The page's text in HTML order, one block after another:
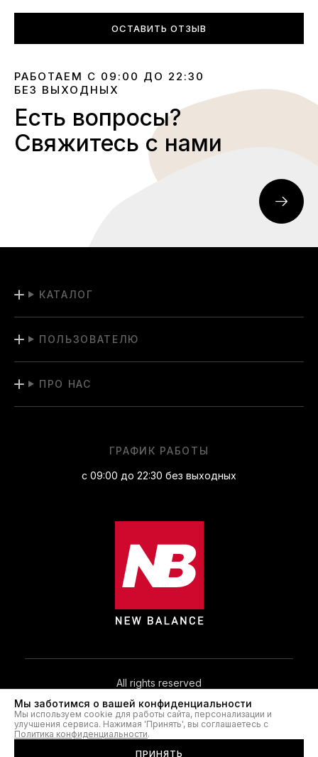
ОСТАВИТЬ ОТЗЫВ
РАБОТАЕМ С 09:00 ДО 22:30
БЕЗ ВЫХОДНЫХ
Есть вопросы?
Свяжитесь с нами
КАТАЛОГ
ПОЛЬЗОВАТЕЛЮ
ПРО НАС
ГРАФИК РАБОТЫ
с 09:00 до 22:30 без выходных
All rights reserved
© 2026. NB.IN.UA®
Мы заботимся о вашей конфиденциальности
Мы используем cookie для работы сайта, персонализации и
улучшения сервиса. Нажимая 'Принять', вы соглашаетесь с
Политика конфиденциальности.
ПРИНЯТЬ